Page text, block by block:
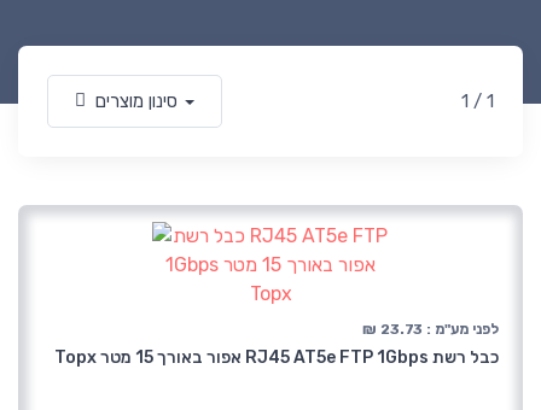
סינון מוצרים 1 / 1
לפני מע"מ : 23.73 ₪
כבל רשת RJ45 AT5e FTP 1Gbps אפור באורך 15 מטר Topx